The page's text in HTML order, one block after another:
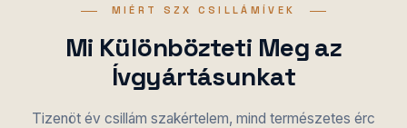
MIÉRT SZX CSILLÁMÍVEK
Mi Különbözteti Meg az
Ívgyártásunkat
Tizenöt év csillám szakértelem, mind természetes érc